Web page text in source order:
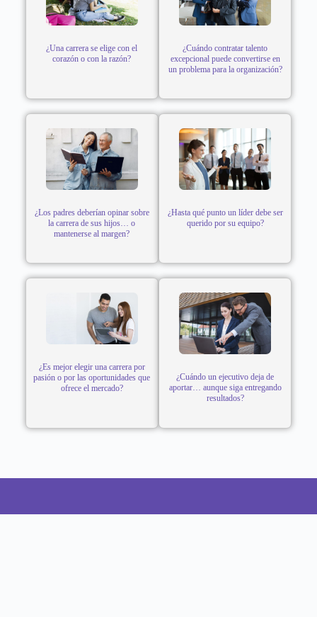
¿Una carrera se elige con el
corazón o con la razón?
¿Cuándo contratar talento
excepcional puede convertirse en
un problema para la organización?
¿Los padres deberían opinar sobre
la carrera de sus hijos… o
mantenerse al margen?
¿Hasta qué punto un líder debe ser
querido por su equipo?
¿Es mejor elegir una carrera por
pasión o por las oportunidades que
ofrece el mercado?
¿Cuándo un ejecutivo deja de
aportar… aunque siga entregando
resultados?